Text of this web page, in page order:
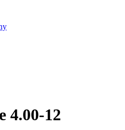
4.00-12